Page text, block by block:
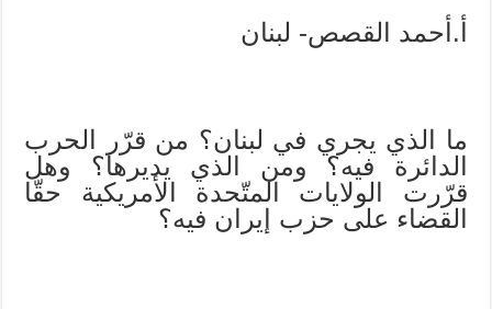
أ.أحمد القصص- لبنان
ما الذي يجري في لبنان؟ من قرّر الحرب
الدائرة فيه؟ ومن الذي يديرها؟ وهل
قرّرت الولايات المتّحدة الأمريكية حقّا
القضاء على حزب إيران فيه؟